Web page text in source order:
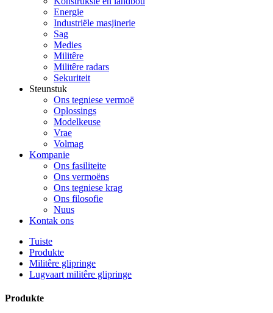
Energie
Industriële masjinerie
Sag
Medies
Militêre
Militêre radars
Sekuriteit
Steunstuk
Ons tegniese vermoë
Oplossings
Modelkeuse
Vrae
Volmag
Kompanie
Ons fasiliteite
Ons vermoëns
Ons tegniese krag
Ons filosofie
Nuus
Kontak ons
Tuiste
Produkte
Militêre glipringe
Lugvaart militêre glipringe
Produkte